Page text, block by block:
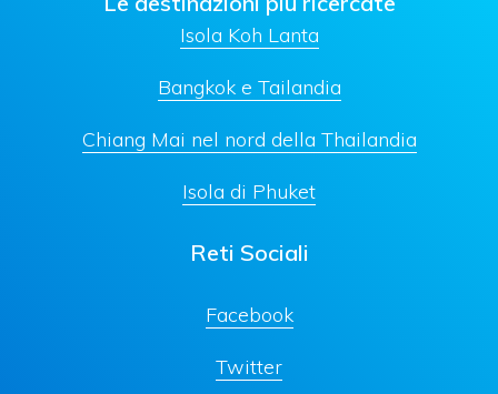
Isola Koh Lanta
Bangkok e Tailandia
Chiang Mai nel nord della Thailandia
Isola di Phuket
Reti Sociali
Facebook
Twitter